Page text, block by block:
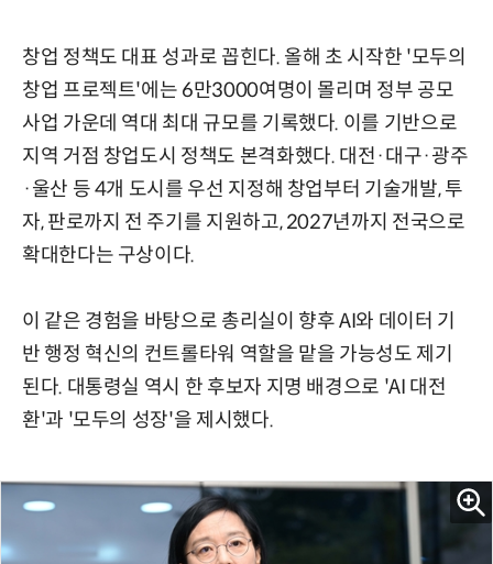
창업 정책도 대표 성과로 꼽힌다. 올해 초 시작한 '모두의
창업 프로젝트'에는 6만3000여명이 몰리며 정부 공모
사업 가운데 역대 최대 규모를 기록했다. 이를 기반으로
지역 거점 창업도시 정책도 본격화했다. 대전·대구·광주
·울산 등 4개 도시를 우선 지정해 창업부터 기술개발, 투
자, 판로까지 전 주기를 지원하고, 2027년까지 전국으로
확대한다는 구상이다.
이 같은 경험을 바탕으로 총리실이 향후 AI와 데이터 기
반 행정 혁신의 컨트롤타워 역할을 맡을 가능성도 제기
된다. 대통령실 역시 한 후보자 지명 배경으로 'AI 대전
환'과 '모두의 성장'을 제시했다.